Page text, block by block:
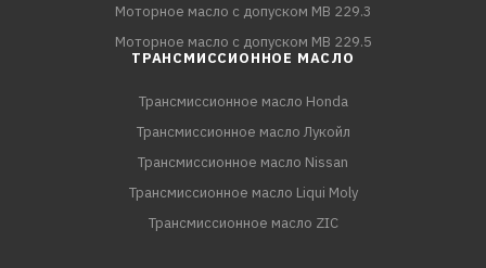
Моторное масло с допуском MB 229.3
Моторное масло с допуском MB 229.5
ТРАНСМИССИОННОЕ МАСЛО
Трансмиссионное масло Honda
Трансмиссионное масло Лукойл
Трансмиссионное масло Nissan
Трансмиссионное масло Liqui Moly
Трансмиссионное масло ZIC